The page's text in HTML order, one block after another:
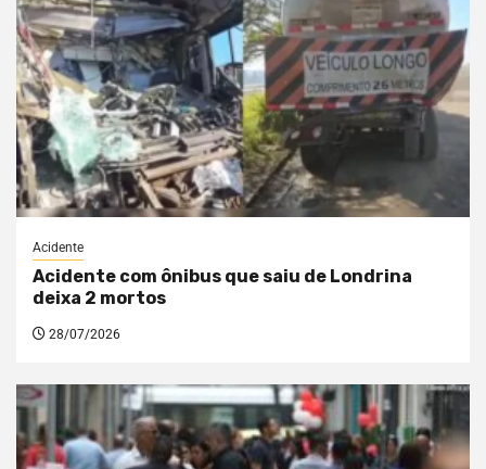
Acidente
Acidente com ônibus que saiu de Londrina
deixa 2 mortos
28/07/2026